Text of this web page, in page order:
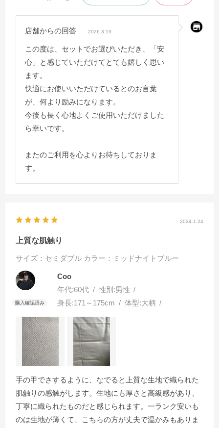
店舗からの回答 2026.3.19
この度は、セットでお選びいただき、「安
心」と感じていただけてとても嬉しく思い
ます。
快適にお使いいただけているとのお言葉
が、何より励みになります。
今後も長く心地よくご使用いただけました
ら幸いです。
またのご利用を心よりお待ちしておりま
す。
2024.1.24
上質な肌触り
サイズ：セミダブル カラー：ミッドナイトブルー
Coo
年代:60代 性別:男性
身長:171～175cm 体型:大柄
手の甲でさするように、なでると上質な生地で織られた
肌触りの感触がします。生地にも厚さと高級感があり、
丁寧に織られたものだと感じられます。一ランク安いも
のは生地が薄くて、こちらの方が丈夫で温かみもありま